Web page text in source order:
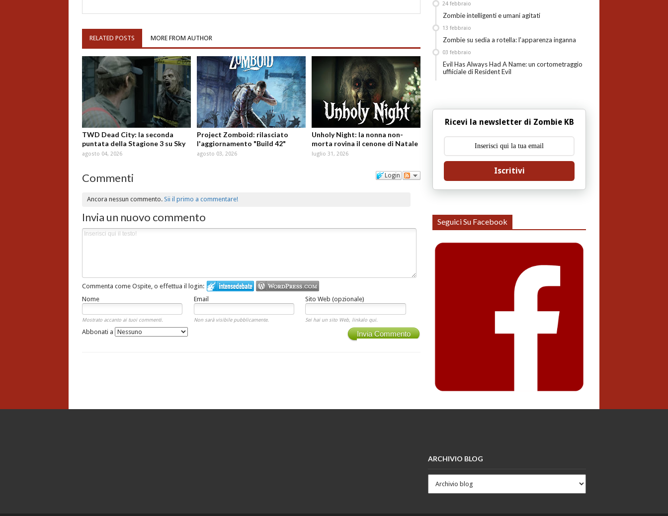
RELATED POSTS MORE FROM AUTHOR
TWD Dead City: la seconda
puntata della Stagione 3 su Sky
agosto 04, 2026
Project Zomboid: rilasciato
l'aggiornamento "Build 42"
agosto 03, 2026
Unholy Night: la nonna non-
morta rovina il cenone di Natale
luglio 31, 2026
Login
Commenti
Ancora nessun commento.Sii il primo a commentare!
Invia un nuovo commento
Commenta come Ospite, o effettua il login:
Nome
Email Sito Web (opzionale)
Mostrato accanto ai tuoi commenti. Non sarà visibile pubblicamente. Sei hai un sito Web, linkalo qui.
Invia Commento
Abbonati a
Zombie intelligenti e umani agitati
24 febbraio
Zombie su sedia a rotella: l'apparenza inganna
13 febbraio
Evil Has Always Had A Name: un cortometraggio
uffiiciale di Resident Evil
03 febbraio
Ricevi la newsletter di Zombie KB
Iscritivi
Seguici Su Facebook
ARCHIVIO BLOG